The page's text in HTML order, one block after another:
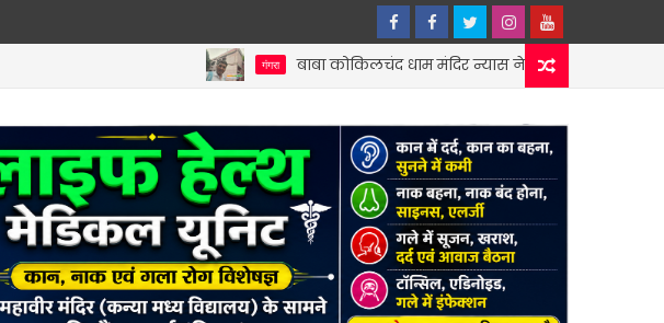
बाबा कोकिलचंद धाम मंदिर न्यास ने बिहार धार्मिक न्यास पर्षद को सौंपी